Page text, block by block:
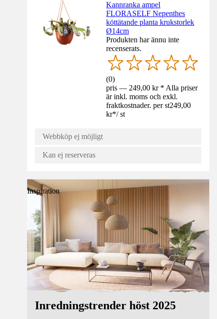
Kannranka ampel
FLORASELF Nepenthes
köttätande planta krukstorlek
Ø14cm
Produkten har ännu inte
recenserats.
(0)
pris — 249,00 kr * Alla priser
är inkl. moms och exkl.
fraktkostnader. per st249,00
kr*/ st
Webbköp ej möjligt
Kan ej reserveras
Inspiration
Inredningstrender höst 2025